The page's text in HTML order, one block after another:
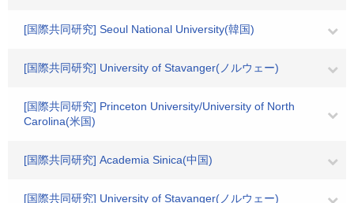
[国際共同研究] Seoul National University(韓国)
[国際共同研究] University of Stavanger(ノルウェー)
[国際共同研究] Princeton University/University of North
Carolina(米国)
[国際共同研究] Academia Sinica(中国)
[国際共同研究] University of Stavanger(ノルウェー)